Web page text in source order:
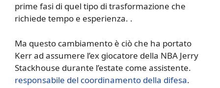
prime fasi di quel tipo di trasformazione che
richiede tempo e esperienza. .
Ma questo cambiamento è ciò che ha portato
Kerr ad assumere l’ex giocatore della NBA Jerry
Stackhouse durante l’estate come assistente.
responsabile del coordinamento della difesa.